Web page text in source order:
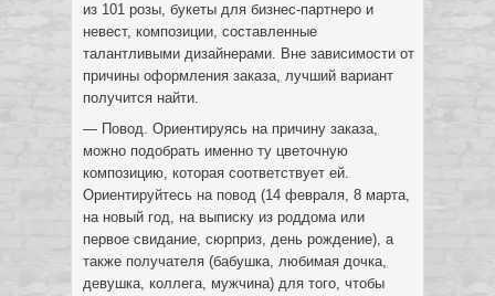
из 101 розы, букеты для бизнес-партнеро и
невест, композиции, составленные
талантливыми дизайнерами. Вне зависимости от
причины оформления заказа, лучший вариант
получится найти.
— Повод. Ориентируясь на причину заказа,
можно подобрать именно ту цветочную
композицию, которая соответствует ей.
Ориентируйтесь на повод (14 февраля, 8 марта,
на новый год, на выписку из роддома или
первое свидание, сюрприз, день рождение), а
также получателя (бабушка, любимая дочка,
девушка, коллега, мужчина) для того, чтобы